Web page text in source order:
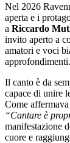
Nel 2026
aperta e i
a Riccardo
invito aperto a
amatori e voci
approfondimenti.
Il canto è da
capace di unire
Come
“Cantare è
manifestazione
cuore e